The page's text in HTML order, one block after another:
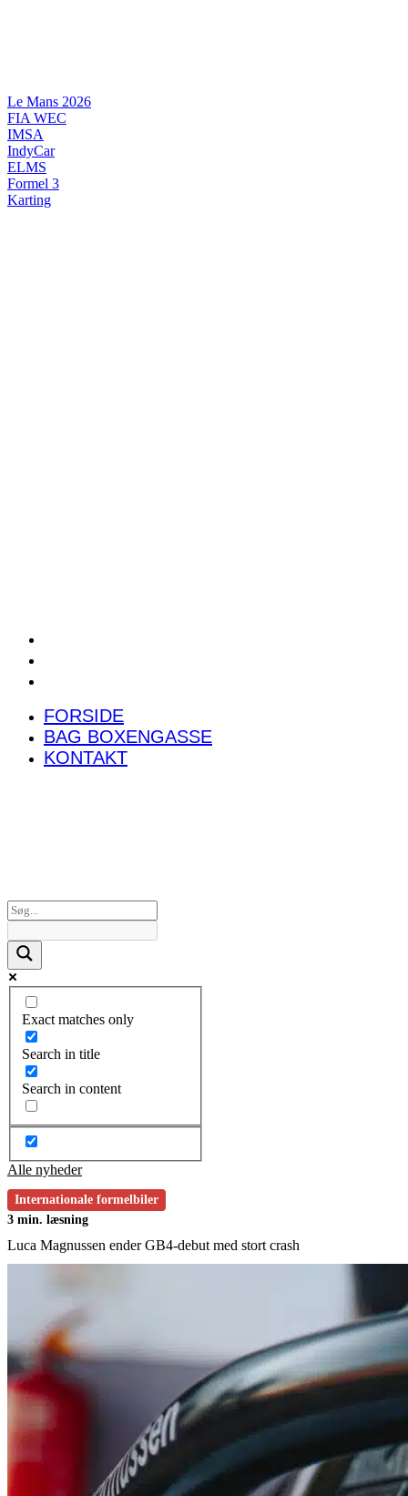
Le Mans 2026
FIA WEC
IMSA
IndyCar
ELMS
Formel 3
Karting
FORSIDE
BAG BOXENGASSE
KONTAKT
Exact matches only
Search in title
Search in content
Alle nyheder
Internationale formelbiler
3 min. læsning
Luca Magnussen ender GB4-debut med stort crash